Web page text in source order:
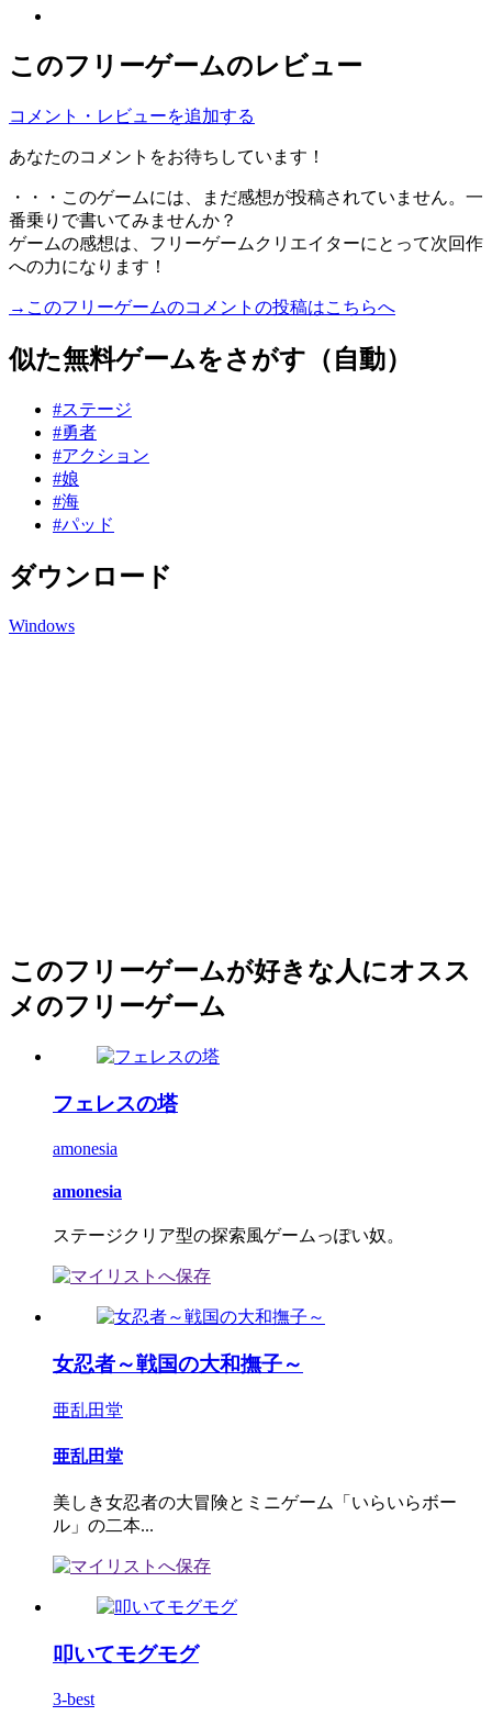
このフリーゲームのレビュー
コメント・レビューを追加する
あなたのコメントをお待ちしています！
・・・このゲームには、まだ感想が投稿されていません。一
番乗りで書いてみませんか？
ゲームの感想は、フリーゲームクリエイターにとって次回作
への力になります！
→このフリーゲームのコメントの投稿はこちらへ
似た無料ゲームをさがす（自動）
#ステージ
#勇者
#アクション
#娘
#海
#パッド
ダウンロード
Windows
このフリーゲームが好きな人にオスス
メのフリーゲーム
フェレスの塔
amonesia
amonesia
ステージクリア型の探索風ゲームっぽい奴。
女忍者～戦国の大和撫子～
亜乱田堂
亜乱田堂
美しき女忍者の大冒険とミニゲーム「いらいらボー
ル」の二本...
叩いてモグモグ
3-best